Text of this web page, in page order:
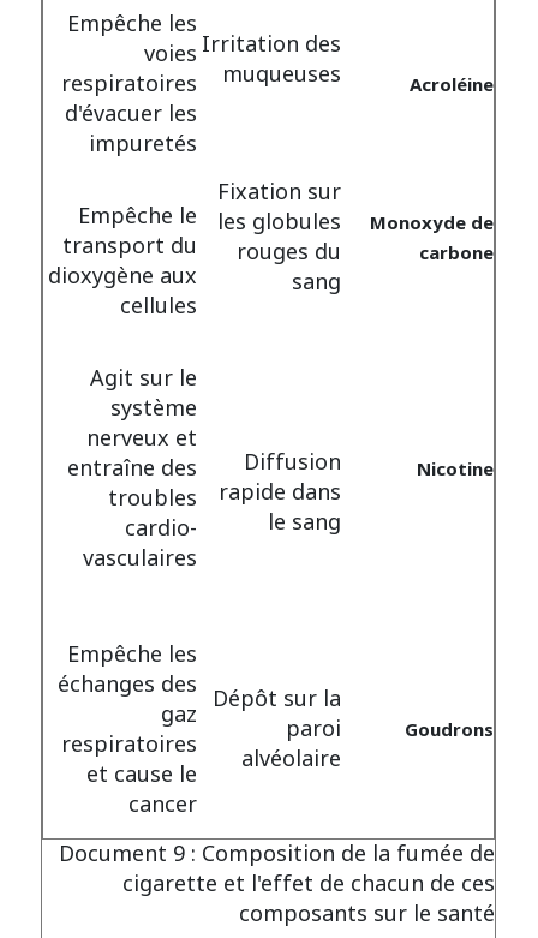
Acroléine
Irritation des
muqueuses
Empêche les
voies
respiratoires
d'évacuer les
impuretés
Monoxyde de
carbone
Fixation sur
les globules
rouges du
sang
Empêche le
transport du
dioxygène aux
cellules
Nicotine
Diffusion
rapide dans
le sang
Agit sur le
système
nerveux et
entraîne des
troubles
cardio-
vasculaires
Goudrons
Dépôt sur la
paroi
alvéolaire
Empêche les
échanges des
gaz
respiratoires
et cause le
cancer
Document 9 : Composition de la fumée de
cigarette et l'effet de chacun de ces
composants sur le santé